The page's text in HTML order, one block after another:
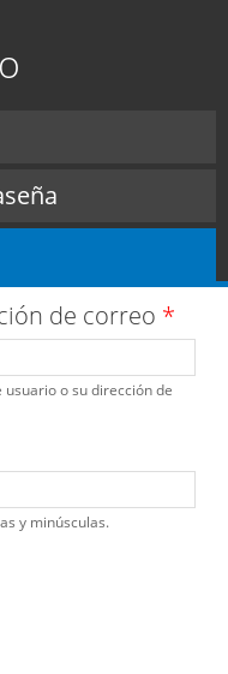
de correo *
o su dirección de
y minúsculas.